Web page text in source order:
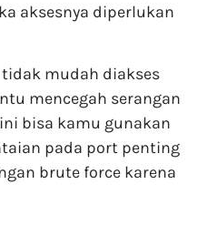
aksesnya diperlukan
mudah diakses
mencegah serangan
bisa kamu gunakan
pada port penting
brute force karena